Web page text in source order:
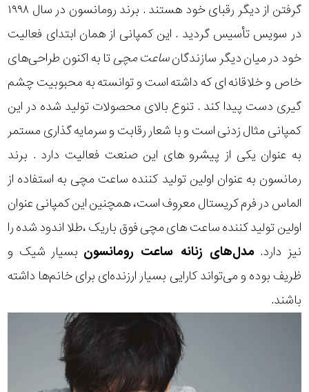
گرفتن از دیگر رقبای خود هستند . برند رومانسون در سال ۱۹۹۸
در سویس تأسیس گردید . این کمپانی از همان ابتدای فعالیت
خود در میان دیگر سازندگانساعت مچیتا به اکنون طراحی‌های
خاص و خلاقانه ای که داشته است و توانسته به محبوبیت چشم
گیری دست پیدا کند . تنوع بالای محصولات تولید شده در این
کمپانی مثال زدنی است و با شعار رقابت و سرمایه گذاری مستمر
به عنوان یکی از پیشرو های این صنعت فعالیت دارد . برند
رمانسون به عنوان اولین تولید کننده ساعت مچی به استفاده از
الماس در فرم کریستال معروف است، همچنین این کمپانی عنوان
اولین تولید کننده ساعت های مچی فوق باریک ،طلا اندود شده را
نیز دارد. مدل‌های زنانه ساعت رومانسون بسیار شیک و
ظریف بوده و می‌تواند کارایی بسیار ارزنده‌ای برای خانم‌ها داشته
باشند.